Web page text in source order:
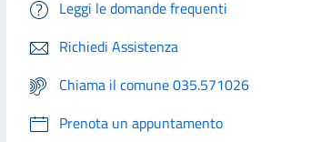
Leggi le domande frequenti
Richiedi Assistenza
Chiama il comune 035.571026
Prenota un appuntamento